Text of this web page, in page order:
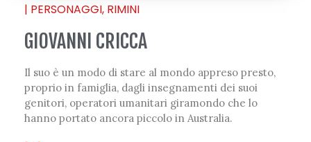
| PERSONAGGI, RIMINI
GIOVANNI CRICCA
Il suo è un modo di stare al mondo appreso presto,
proprio in famiglia, dagli insegnamenti dei suoi
genitori, operatori umanitari giramondo che lo
hanno portato ancora piccolo in Australia.